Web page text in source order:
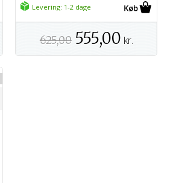
Levering: 1-2 dage
625,00 555,00 kr.